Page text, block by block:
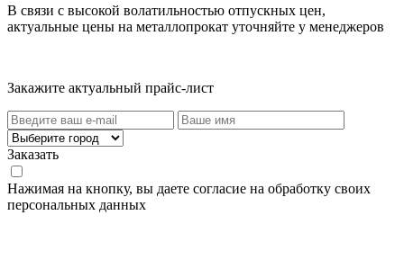
В связи с высокой волатильностью отпускных цен,
актуальные цены на металлопрокат уточняйте у менеджеров
Закажите актуальный прайс-лист
Заказать
Нажимая на кнопку, вы даете согласие на обработку своих
персональных данных